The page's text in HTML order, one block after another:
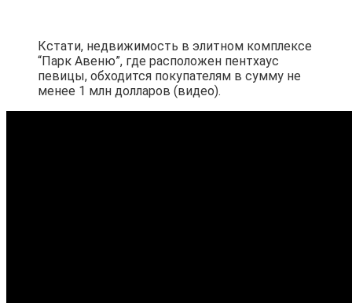
Кстати, недвижимость в элитном комплексе
“Парк Авеню”, где расположен пентхаус
певицы, обходится покупателям в сумму не
менее 1 млн долларов (видео).